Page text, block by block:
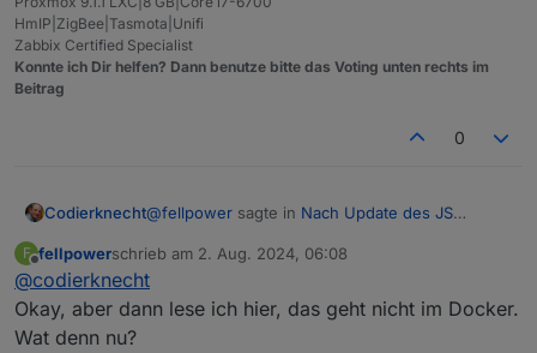
HmIP|ZigBee|Tasmota|Unifi
Zabbix Certified Specialist
Konnte ich Dir helfen? Dann benutze bitte das Voting unten rechts im
Beitrag
0
Codierknecht@fellpower sagte in Nach Update des JS
geupdatet, seitens iobroker?
Ein neues Image gibt's nur, wenn sich am
F
Offline
fellpowerschrieb am 2. Aug. 2024, 06:08
zuletzt editiert von
@codierknecht
Okay, aber dann lese ich hier, das geht nicht im Docker.
Wat denn nu?